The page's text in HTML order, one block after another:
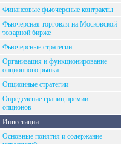
Финансовые фьючерсные контракты
Фьючерсная торговля на Московской
товарной бирже
Фьючерсные стратегии
Организация и функционирование
опционного рынка
Опционные стратегии
Определение границ премии
опционов
Инвестиции
Основные понятия и содержание